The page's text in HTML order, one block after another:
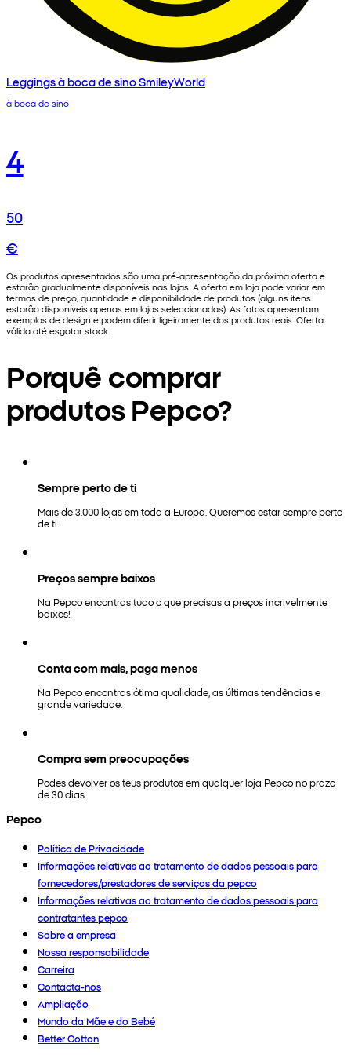
Leggings à boca de sino SmileyWorld
à boca de sino
4
50
€
Os produtos apresentados são uma pré-apresentação da próxima oferta e
estarão gradualmente disponíveis nas lojas. A oferta em loja pode variar em
termos de preço, quantidade e disponibilidade de produtos (alguns itens
estarão disponíveis apenas em lojas seleccionadas). As fotos apresentam
exemplos de design e podem diferir ligeiramente dos produtos reais. Oferta
válida até esgotar stock.
Porquê comprar
produtos Pepco?
Sempre perto de ti
Mais de 3.000 lojas em toda a Europa. Queremos estar sempre perto
de ti.
Preços sempre baixos
Na Pepco encontras tudo o que precisas a preços incrivelmente
baixos!
Conta com mais, paga menos
Na Pepco encontras ótima qualidade, as últimas tendências e
grande variedade.
Compra sem preocupações
Podes devolver os teus produtos em qualquer loja Pepco no prazo
de 30 dias.
Pepco
Política de Privacidade
Informações relativas ao tratamento de dados pessoais para
fornecedores/prestadores de serviços da pepco
Informações relativas ao tratamento de dados pessoais para
contratantes pepco
Sobre a empresa
Nossa responsabilidade
Carreira
Contacta-nos
Ampliação
Mundo da Mãe e do Bebé
Better Cotton